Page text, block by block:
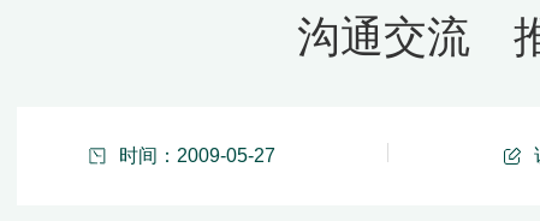
沟通交流
时间：2009-05-27